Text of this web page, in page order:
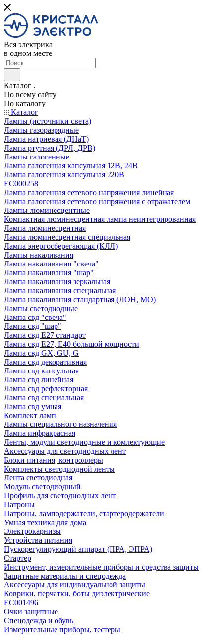
Вся электрика
в одном месте
Каталог
По всему сайту
По каталогу
Каталог
Лампы (источники света)
Лампы газоразрядные
Лампа натриевая (ДНаТ)
Лампа ртутная (ДРЛ, ДРВ)
Лампы галогенные
Лампа галогенная капсульная 12В, 24В
Лампа галогенная капсульная 220В
EC000258
Лампа галогенная сетевого напряжения линейная
Лампа галогенная сетевого напряжения с отражателем
Лампы люминесцентные
Компактная люминесцентная лампа неинтегрированная
Лампа люминесцентная
Лампа люминесцентная специальная
Лампа энергосберегающая (КЛЛ)
Лампы накаливания
Лампа накаливания "свеча"
Лампа накаливания "шар"
Лампа накаливания зеркальная
Лампа накаливания специальная
Лампа накаливания стандартная (ЛОН, МО)
Лампы светодиодные
Лампа свд "свеча"
Лампа свд "шар"
Лампа свд E27 стандарт
Лампа свд E27, Е40 большой мощности
Лампа свд GX, GU, G
Лампа свд декоративная
Лампа свд капсульная
Лампа свд линейная
Лампа свд рефлекторная
Лампа свд специальная
Лампа свд умная
Комплект ламп
Лампы специального назначения
Лампа инфракрасная
Ленты, модули светодиодные и комлектующие
Аксессуары для светодиодных лент
Блоки питания, контроллеры
Комплекты светодиодной ленты
Лента светодиодная
Модуль светодиодный
Профиль для светодиодных лент
Патроны
Патроны, ламподержатели, стартеродержатели
Умная техника для дома
Электрокарнизы
Устройства питания
Пускорегулирующий аппарат (ПРА, ЭПРА)
Стартер
Инструмент, измерительные приборы и средства защиты
Защитные материалы и спецодежда
Аксессуары для индивидуальной защиты
Коврики, перчатки, боты диэлектрические
EC001496
Очки защитные
Спецодежда и обувь
Измерительные приборы, тестеры